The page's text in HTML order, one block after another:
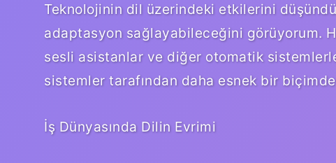
Teknolojinin dil üzerindeki etkilerini
adaptasyon sağlayabileceğini görüyorum.
sesli asistanlar ve diğer otomatik
sistemler tarafından daha esnek bir
İş Dünyasında Dilin Evrimi